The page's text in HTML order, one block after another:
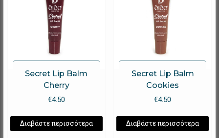
Secret Lip Balm
Cherry
€4.50
Διαβάστε περισσότερα
Secret Lip Balm
Cookies
€4.50
Διαβάστε περισσότερα